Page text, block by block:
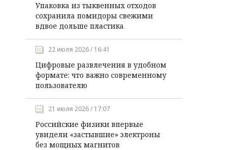
Упаковка из тыквенных отходов
сохранила помидоры свежими
вдвое дольше пластика
22 июля 2026 / 16:41
Цифровые развлечения в удобном
формате: что важно современному
пользователю
21 июля 2026 / 17:07
Российские физики впервые
увидели «застывшие» электроны
без мощных магнитов